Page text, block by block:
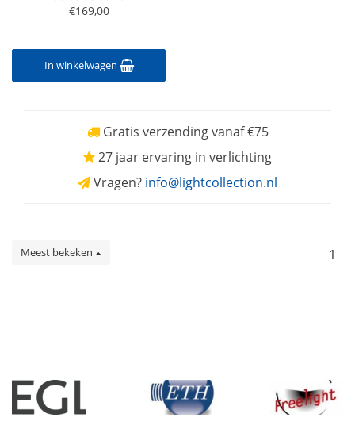
€169,00
In winkelwagen
Gratis verzending vanaf €75
27 jaar ervaring in verlichting
Vragen? info@lightcollection.nl
Meest bekeken 1